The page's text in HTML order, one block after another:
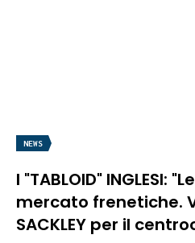
NEWS
I "TABLOID" INGLESI:
mercato frenetiche.
SACKLEY per il